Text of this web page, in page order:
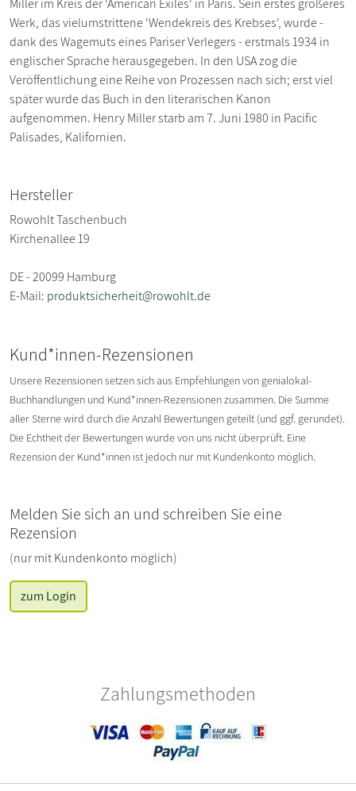
Werk, das vielumstrittene 'Wendekreis des Krebses', wurde -
dank des Wagemuts eines Pariser Verlegers - erstmals 1934 in
englischer Sprache herausgegeben. In den USA zog die
Veröffentlichung eine Reihe von Prozessen nach sich; erst viel
später wurde das Buch in den literarischen Kanon
aufgenommen. Henry Miller starb am 7. Juni 1980 in Pacific
Palisades, Kalifornien.
Hersteller
Rowohlt Taschenbuch
Kirchenallee 19
DE - 20099 Hamburg
E-Mail: produktsicherheit@rowohlt.de
Kund*innen-Rezensionen
Unsere Rezensionen setzen sich aus Empfehlungen von genialokal-
Buchhandlungen und Kund*innen-Rezensionen zusammen. Die Summe
aller Sterne wird durch die Anzahl Bewertungen geteilt (und ggf. gerundet).
Die Echtheit der Bewertungen wurde von uns nicht überprüft. Eine
Rezension der Kund*innen ist jedoch nur mit Kundenkonto möglich.
Melden Sie sich an und schreiben Sie eine
Rezension
(nur mit Kundenkonto möglich)
zum Login
Zahlungsmethoden